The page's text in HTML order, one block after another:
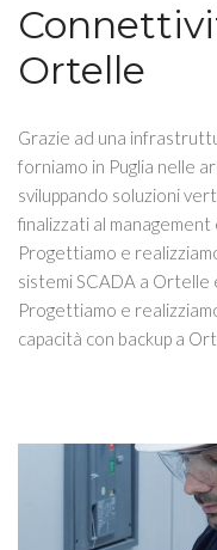
Ortelle
Grazie ad una
forniamo in Puglia nelle
sviluppando soluzioni
finalizzati al management
Progettiamo e
sistemi SCADA a
Progettiamo e
capacità con backup a